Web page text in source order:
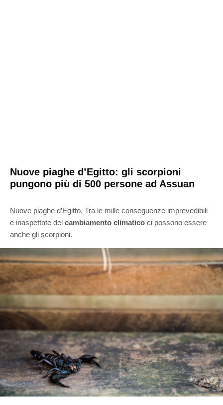
Nuove piaghe d’Egitto: gli scorpioni
pungono più di 500 persone ad Assuan
Nuove piaghe d’Egitto. Tra le mille conseguenze imprevedibili
e inaspettate del cambiamento climatico ci possono essere
anche gli scorpioni.